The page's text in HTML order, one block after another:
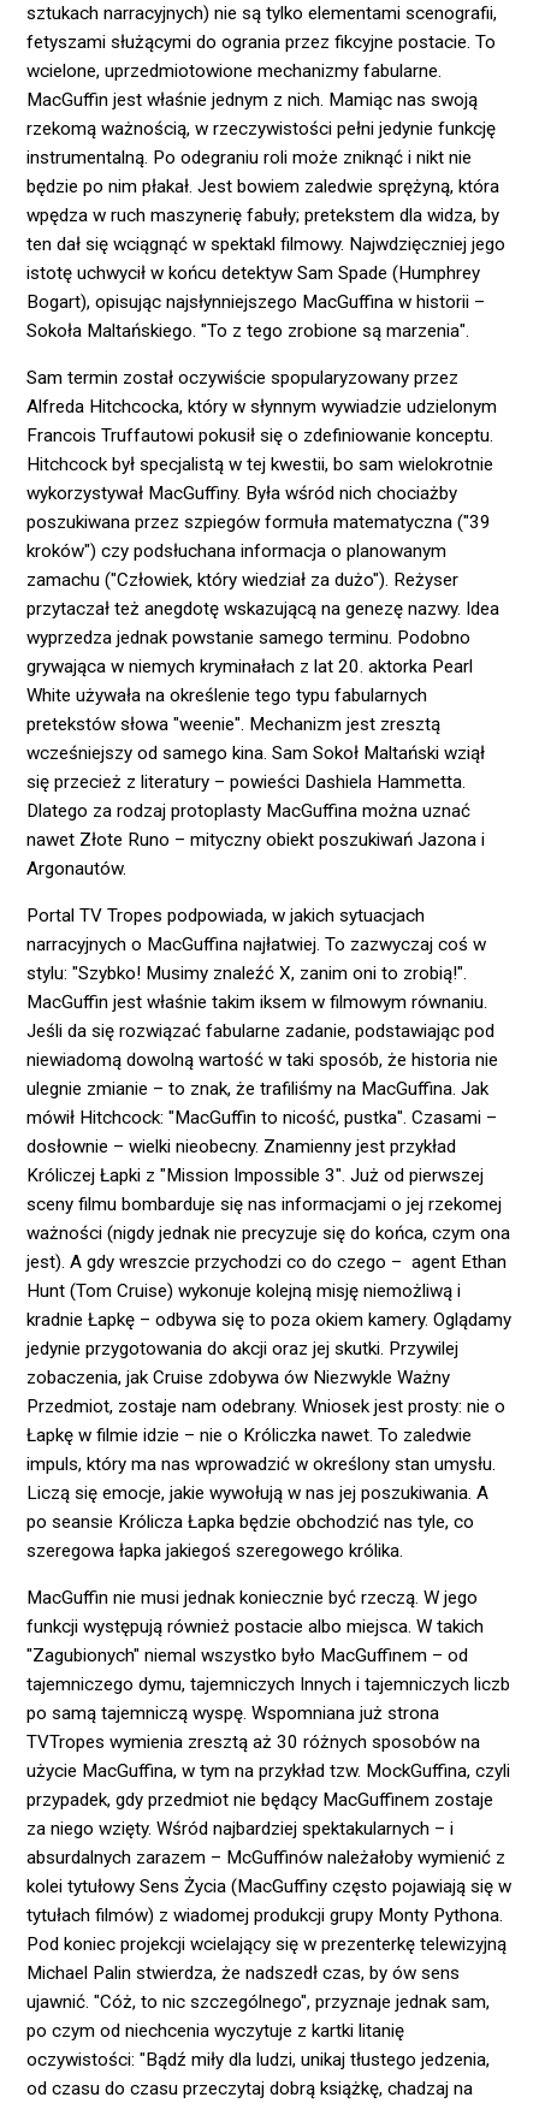
sztukach narracyjnych) nie są tylko elementami scenografii,
fetyszami służącymi do ogrania przez fikcyjne postacie. To
wcielone, uprzedmiotowione mechanizmy fabularne.
MacGuffin jest właśnie jednym z nich. Mamiąc nas swoją
rzekomą ważnością, w rzeczywistości pełni jedynie funkcję
instrumentalną. Po odegraniu roli może zniknąć i nikt nie
będzie po nim płakał. Jest bowiem zaledwie sprężyną, która
wpędza w ruch maszynerię fabuły; pretekstem dla widza, by
ten dał się wciągnąć w spektakl filmowy. Najwdzięczniej jego
istotę uchwycił w końcu detektyw Sam Spade (Humphrey
Bogart), opisując najsłynniejszego MacGuffina w historii –
Sokoła Maltańskiego. "To z tego zrobione są marzenia".
Sam termin został oczywiście spopularyzowany przez
Alfreda Hitchcocka, który w słynnym wywiadzie udzielonym
Francois Truffautowi pokusił się o zdefiniowanie konceptu.
Hitchcock był specjalistą w tej kwestii, bo sam wielokrotnie
wykorzystywał MacGuffiny. Była wśród nich chociażby
poszukiwana przez szpiegów formuła matematyczna ("39
kroków") czy podsłuchana informacja o planowanym
zamachu ("Człowiek, który wiedział za dużo"). Reżyser
przytaczał też anegdotę wskazującą na genezę nazwy. Idea
wyprzedza jednak powstanie samego terminu. Podobno
grywająca w niemych kryminałach z lat 20. aktorka Pearl
White używała na określenie tego typu fabularnych
pretekstów słowa "weenie". Mechanizm jest zresztą
wcześniejszy od samego kina. Sam Sokoł Maltański wziął
się przecież z literatury – powieści Dashiela Hammetta.
Dlatego za rodzaj protoplasty MacGuffina można uznać
nawet Złote Runo – mityczny obiekt poszukiwań Jazona i
Argonautów.
Portal TV Tropes podpowiada, w jakich sytuacjach
narracyjnych o MacGuffina najłatwiej. To zazwyczaj coś w
stylu: "Szybko! Musimy znaleźć X, zanim oni to zrobią!".
MacGuffin jest właśnie takim iksem w filmowym równaniu.
Jeśli da się rozwiązać fabularne zadanie, podstawiając pod
niewiadomą dowolną wartość w taki sposób, że historia nie
ulegnie zmianie – to znak, że trafiliśmy na MacGuffina. Jak
mówił Hitchcock: "MacGuffin to nicość, pustka". Czasami –
dosłownie – wielki nieobecny. Znamienny jest przykład
Króliczej Łapki z "Mission Impossible 3". Już od pierwszej
sceny filmu bombarduje się nas informacjami o jej rzekomej
ważności (nigdy jednak nie precyzuje się do końca, czym ona
jest). A gdy wreszcie przychodzi co do czego – agent Ethan
Hunt (Tom Cruise) wykonuje kolejną misję niemożliwą i
kradnie Łapkę – odbywa się to poza okiem kamery. Oglądamy
jedynie przygotowania do akcji oraz jej skutki. Przywilej
zobaczenia, jak Cruise zdobywa ów Niezwykle Ważny
Przedmiot, zostaje nam odebrany. Wniosek jest prosty: nie o
Łapkę w filmie idzie – nie o Króliczka nawet. To zaledwie
impuls, który ma nas wprowadzić w określony stan umysłu.
Liczą się emocje, jakie wywołują w nas jej poszukiwania. A
po seansie Królicza Łapka będzie obchodzić nas tyle, co
szeregowa łapka jakiegoś szeregowego królika.
MacGuffin nie musi jednak koniecznie być rzeczą. W jego
funkcji występują również postacie albo miejsca. W takich
"Zagubionych" niemal wszystko było MacGuffinem – od
tajemniczego dymu, tajemniczych Innych i tajemniczych liczb
po samą tajemniczą wyspę. Wspomniana już strona
TVTropes wymienia zresztą aż 30 różnych sposobów na
użycie MacGuffina, w tym na przykład tzw. MockGuffina, czyli
przypadek, gdy przedmiot nie będący MacGuffinem zostaje
za niego wzięty. Wśród najbardziej spektakularnych – i
absurdalnych zarazem – McGuffinów należałoby wymienić z
kolei tytułowy Sens Życia (MacGuffiny często pojawiają się w
tytułach filmów) z wiadomej produkcji grupy Monty Pythona.
Pod koniec projekcji wcielający się w prezenterkę telewizyjną
Michael Palin stwierdza, że nadszedł czas, by ów sens
ujawnić. "Cóż, to nic szczególnego", przyznaje jednak sam,
po czym od niechcenia wyczytuje z kartki litanię
oczywistości: "Bądź miły dla ludzi, unikaj tłustego jedzenia,
od czasu do czasu przeczytaj dobrą książkę, chadzaj na